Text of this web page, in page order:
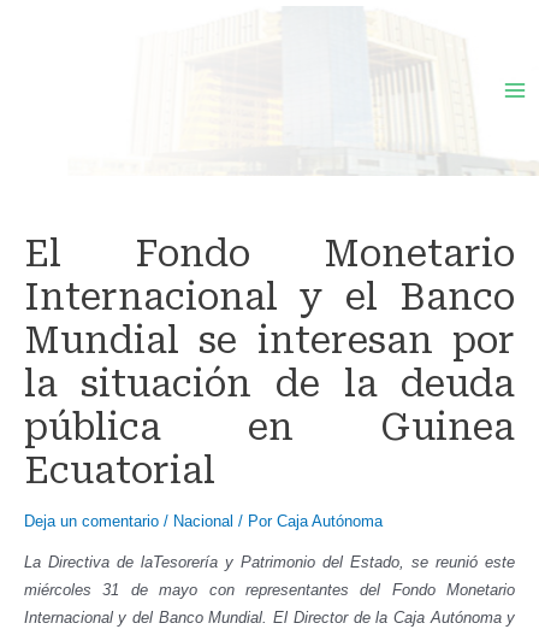
El Fondo Monetario
Internacional y el Banco
Mundial se interesan por
la situación de la deuda
pública en Guinea
Ecuatorial
Deja un comentario / Nacional / Por Caja Autónoma
La Directiva de laTesorería y Patrimonio del Estado, se reunió este
miércoles 31 de mayo con representantes del Fondo Monetario
Internacional y del Banco Mundial. El Director de la Caja Autónoma y